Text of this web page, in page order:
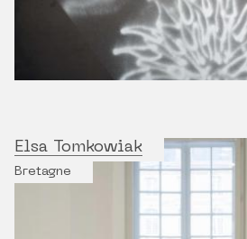
Elsa Tomkowiak
Bretagne